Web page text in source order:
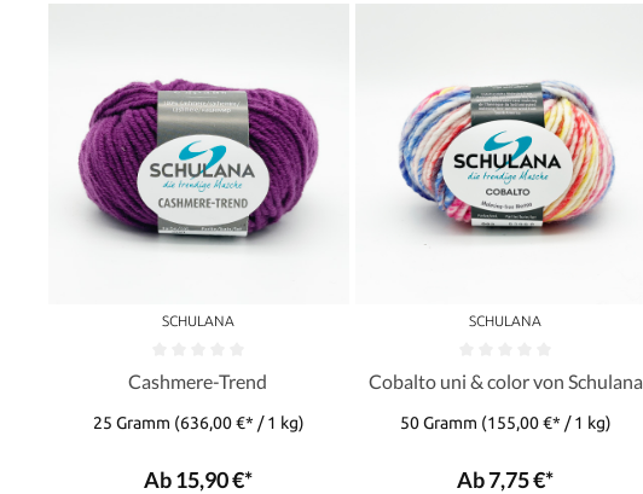
SCHULANA
Cashmere-Trend
25 Gramm (636,00 €* / 1 kg)
Ab 15,90 €*
SCHULANA
Cobalto uni & color von Schulana
50 Gramm (155,00 €* / 1 kg)
Ab 7,75 €*